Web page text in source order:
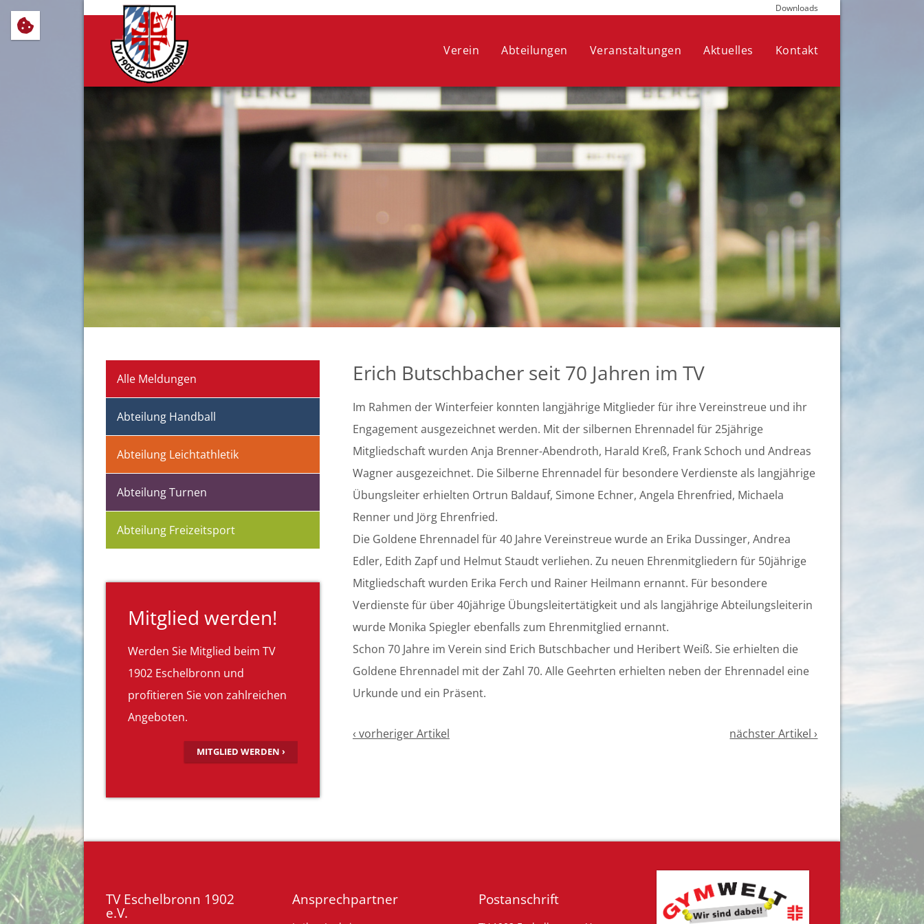
Wir verwenden Cookies, um Ihnen ein optimales Webseitenerlebnis zu bieten. Dazu zählen Cookies, die für den Betrieb der Seite
notwendig sind, sowie solche, die lediglich zu anonymen Statistikzwecken genutzt werden. Sie können Ihre Auswahl jederzeit in den
Cookie-Einstellungen anpassen oder widerrufen.
COOKIE-EINSTELLUNGEN
ALLE AUSWÄHLEN
Downloads
Verein Abteilungen Veranstaltungen Aktuelles Kontakt
Alle Meldungen
Abteilung Handball
Abteilung Leichtathletik
Abteilung Turnen
Abteilung Freizeitsport
Mitglied werden!
Werden Sie Mitglied beim TV
1902 Eschelbronn und
profitieren Sie von zahlreichen
Angeboten.
MITGLIED WERDEN ›
Erich Butschbacher seit 70 Jahren im TV
Im Rahmen der Winterfeier konnten langjährige Mitglieder für ihre Vereinstreue und ihr
Engagement ausgezeichnet werden. Mit der silbernen Ehrennadel für 25jährige
Mitgliedschaft wurden Anja Brenner-Abendroth, Harald Kreß, Frank Schoch und Andreas
Wagner ausgezeichnet. Die Silberne Ehrennadel für besondere Verdienste als langjährige
Übungsleiter erhielten Ortrun Baldauf, Simone Echner, Angela Ehrenfried, Michaela
Renner und Jörg Ehrenfried.
Die Goldene Ehrennadel für 40 Jahre Vereinstreue wurde an Erika Dussinger, Andrea
Edler, Edith Zapf und Helmut Staudt verliehen. Zu neuen Ehrenmitgliedern für 50jährige
Mitgliedschaft wurden Erika Ferch und Rainer Heilmann ernannt. Für besondere
Verdienste für über 40jährige Übungsleitertätigkeit und als langjährige Abteilungsleiterin
wurde Monika Spiegler ebenfalls zum Ehrenmitglied ernannt.
Schon 70 Jahre im Verein sind Erich Butschbacher und Heribert Weiß. Sie erhielten die
Goldene Ehrennadel mit der Zahl 70. Alle Geehrten erhielten neben der Ehrennadel eine
Urkunde und ein Präsent.
‹ vorheriger Artikel nächster Artikel ›
TV Eschelbronn 1902
e.V.
Ansprechpartner Postanschrift